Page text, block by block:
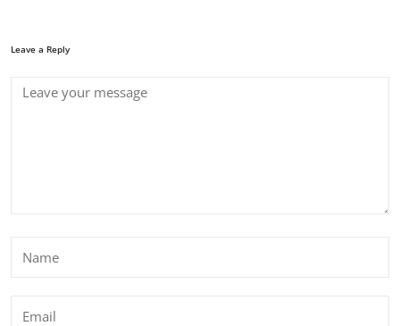
Leave a Reply